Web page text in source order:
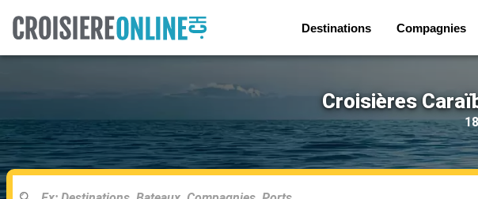
Destinations Compagnies
Croisières